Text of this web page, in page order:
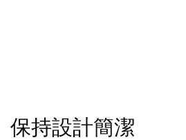
保持設計簡潔